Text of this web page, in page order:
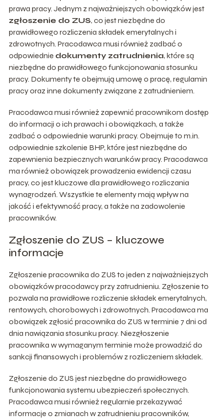
prawa pracy. Jednym z najważniejszych obowiązków jest
zgłoszenie do ZUS, co jest niezbędne do
prawidłowego rozliczenia składek emerytalnych i
zdrowotnych. Pracodawca musi również zadbać o
odpowiednie dokumenty zatrudnienia, które są
niezbędne do prawidłowego funkcjonowania stosunku
pracy. Dokumenty te obejmują umowę o pracę, regulamin
pracy oraz inne dokumenty związane z zatrudnieniem.
Pracodawca musi również zapewnić pracownikom dostęp
do informacji o ich prawach i obowiązkach, a także
zadbać o odpowiednie warunki pracy. Obejmuje to m.in.
odpowiednie szkolenie BHP, które jest niezbędne do
zapewnienia bezpiecznych warunków pracy. Pracodawca
ma również obowiązek prowadzenia ewidencji czasu
pracy, co jest kluczowe dla prawidłowego rozliczania
wynagrodzeń. Wszystkie te elementy mają wpływ na
jakość i efektywność pracy, a także na zadowolenie
pracowników.
Zgłoszenie do ZUS – kluczowe
informacje
Zgłoszenie pracownika do ZUS to jeden z najważniejszych
obowiązków pracodawcy przy zatrudnieniu. Zgłoszenie to
pozwala na prawidłowe rozliczenie składek emerytalnych,
rentowych, chorobowych i zdrowotnych. Pracodawca ma
obowiązek zgłosić pracownika do ZUS w terminie 7 dni od
dnia nawiązania stosunku pracy. Niezgłoszenie
pracownika w wymaganym terminie może prowadzić do
sankcji finansowych i problemów z rozliczeniem składek.
Zgłoszenie do ZUS jest niezbędne do prawidłowego
funkcjonowania systemu ubezpieczeń społecznych.
Pracodawca musi również regularnie przekazywać
informacje o zmianach w zatrudnieniu pracowników,